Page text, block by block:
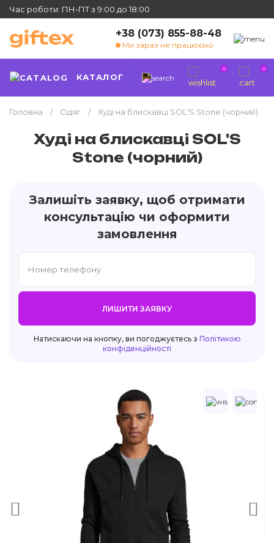
Час роботи: ПН-ПТ з 9:00 до 18:00
+38 (073) 855-88-48
Ми зараз не працюємо
КАТАЛОГ
0 0
Головна Одяг Худі на блискавці SOL'S Stone (чорний)
Худі на блискавці SOL'S
Stone (чорний)
Залишіть заявку, щоб отримати
консультацію чи оформити
замовлення
ЛИШИТИ ЗАЯВКУ
Натискаючи на кнопку, ви погоджуєтесь з Політикою
конфіденційності